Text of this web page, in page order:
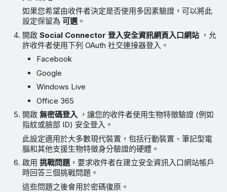
如果您希望由收件者決定是否使用多因素驗證，可以將此
設定保留為可選 。
開啟Social Connector 登入安全資訊網頁入口網站 ，允
許收件者使用下列 OAuth 社交連接器登入。
Facebook
Google
Windows Live
Office 365
開啟無密碼登入 ，讓您的收件者使用生物特徵驗證 (例如
指紋或臉部 ID) 安全登入。
此設定適用於大多數現代裝置，包括行動裝置、筆記型電
腦和其他支援生物特徵身分驗證的硬體。
啟用挑戰問題 ，要求收件者在建立安全資訊入口網站帳戶
時回答三個挑戰問題。
這些問題之後會用於密碼復原。